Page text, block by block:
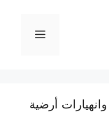
القائمة